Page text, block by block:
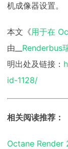
机成像器设置。
本文《用于在
由__ Renderbus
明出处及链接：
id-1128/
相关阅读推荐：
Octane Render